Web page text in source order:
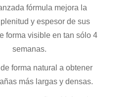
fórmula mejora la
y espesor de sus
forma visible en tan sólo 4
semanas.
forma natural a obtener
más largas y densas.